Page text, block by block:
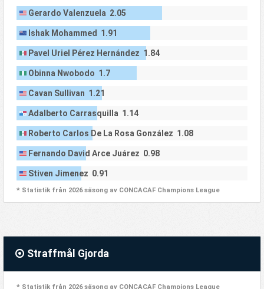
Gerardo Valenzuela 2.05
Ishak Mohammed 1.91
Pavel Uriel Pérez Hernández 1.84
Obinna Nwobodo 1.7
Cavan Sullivan 1.21
Adalberto Carrasquilla 1.14
Roberto Carlos De La Rosa González 1.08
Fernando David Arce Juárez 0.98
Stiven Jimenez 0.91
* Statistik från 2026 säsong av CONCACAF Champions League
Straffmål Gjorda
* Statistik från 2026 säsong av CONCACAF Champions League